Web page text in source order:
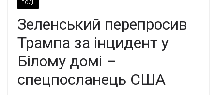
ПОДІЇ
Зеленський перепросив
Трампа за інцидент у
Білому домі –
спецпосланець США